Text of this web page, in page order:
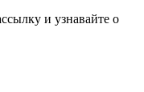
и узнавайте о